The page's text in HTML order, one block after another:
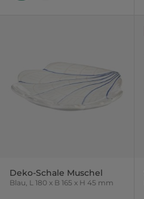
Deko-Schale Muschel
Blau, L 180 x B 165 x H 45 mm